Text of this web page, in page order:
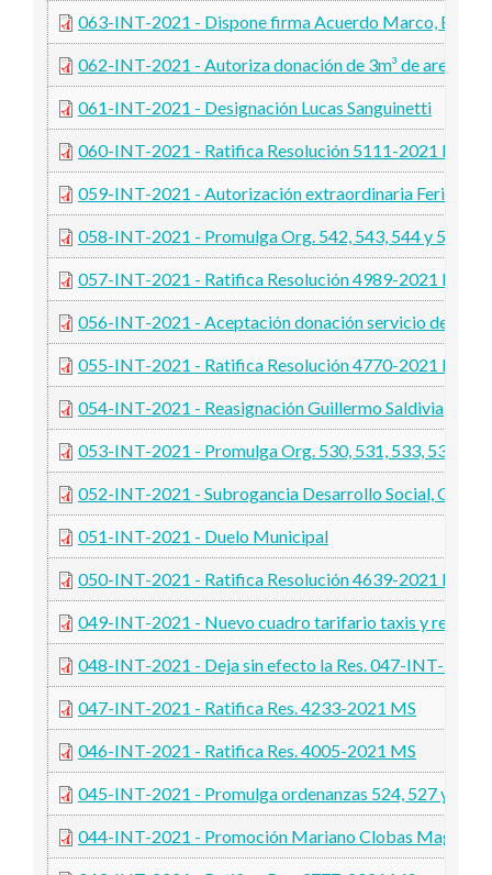
063-INT-2021 - Dispone firma Acuerdo Marco,
062-INT-2021 - Autoriza donación de 3m³ de arena,
061-INT-2021 - Designación Lucas Sanguinetti
060-INT-2021 - Ratifica Resolución 5111-2021 MS
059-INT-2021 - Autorización extraordinaria Feria del
058-INT-2021 - Promulga Org. 542, 543, 544 y 545-
057-INT-2021 - Ratifica Resolución 4989-2021 MS
056-INT-2021 - Aceptación donación servicio de
055-INT-2021 - Ratifica Resolución 4770-2021 MS
054-INT-2021 - Reasignación Guillermo Saldivia
053-INT-2021 - Promulga Org. 530, 531, 533, 534,
052-INT-2021 - Subrogancia Desarrollo Social,
051-INT-2021 - Duelo Municipal
050-INT-2021 - Ratifica Resolución 4639-2021 MS
049-INT-2021 - Nuevo cuadro tarifario taxis y remises
048-INT-2021 - Deja sin efecto la Res. 047-INT-2021
047-INT-2021 - Ratifica Res. 4233-2021 MS
046-INT-2021 - Ratifica Res. 4005-2021 MS
045-INT-2021 - Promulga ordenanzas 524, 527 y
044-INT-2021 - Promoción Mariano Clobas Maggi